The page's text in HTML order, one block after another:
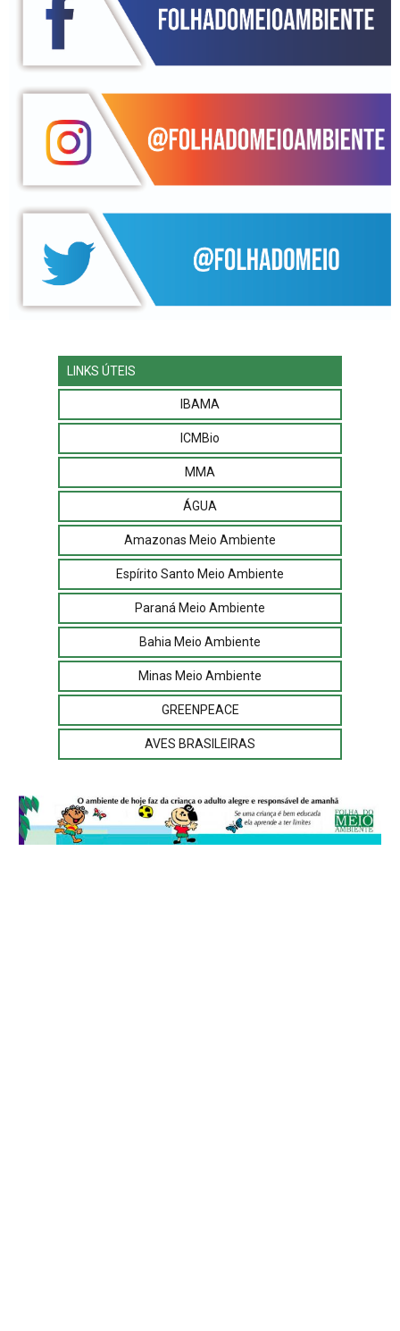
LINKS ÚTEIS
IBAMA
ICMBio
MMA
ÁGUA
Amazonas Meio Ambiente
Espírito Santo Meio Ambiente
Paraná Meio Ambiente
Bahia Meio Ambiente
Minas Meio Ambiente
GREENPEACE
AVES BRASILEIRAS